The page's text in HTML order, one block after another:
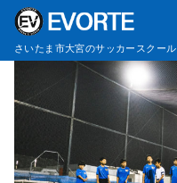
ンさいたま市大宮のサッカースクール